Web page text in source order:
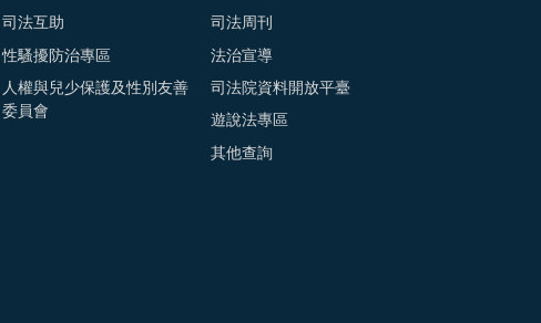
司法互助
性騷擾防治專區
人權與兒少保護及性別友善
委員會
司法周刊
法治宣導
司法院資料開放平臺
遊說法專區
其他查詢